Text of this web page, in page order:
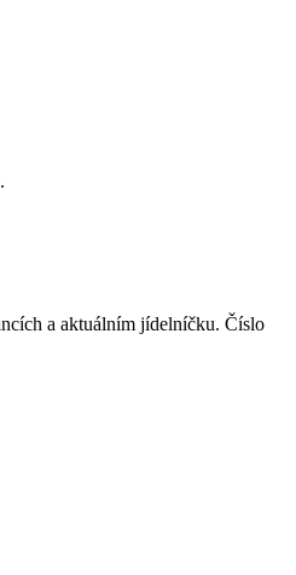
a aktuálním jídelníčku. Číslo